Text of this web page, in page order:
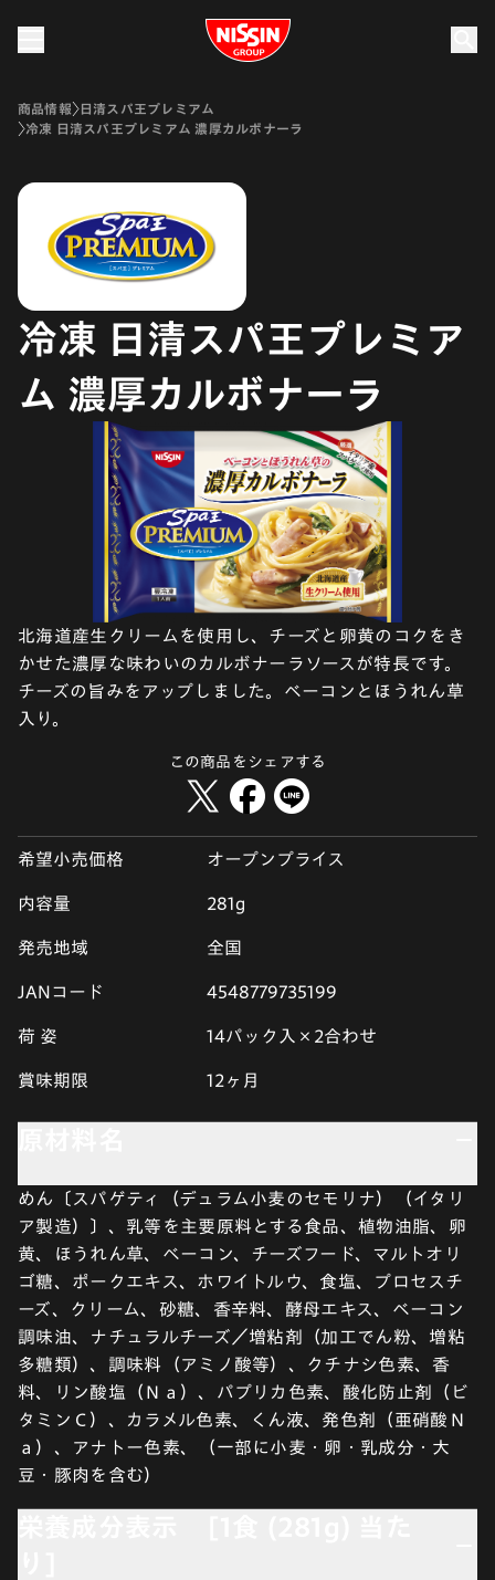
Nissin Group
商品情報
日清スパ王プレミアム
冷凍 日清スパ王プレミアム 濃厚カルボナーラ
冷凍 日清スパ王プレミア
ム 濃厚カルボナーラ
北海道産生クリームを使用し、チーズと卵黄のコクをき
かせた濃厚な味わいのカルボナーラソースが特長です。
チーズの旨みをアップしました。ベーコンとほうれん草
入り。
この商品をシェアする
希望小売価格 オープンプライス
内容量 281g
発売地域 全国
JANコード 4548779735199
荷 姿 14パック入×2合わせ
賞味期限 12ヶ月
めん〔スパゲティ（デュラム小麦のセモリナ）（イタリ
ア製造）〕、乳等を主要原料とする食品、植物油脂、卵
黄、ほうれん草、ベーコン、チーズフード、マルトオリ
ゴ糖、ポークエキス、ホワイトルウ、食塩、プロセスチ
ーズ、クリーム、砂糖、香辛料、酵母エキス、ベーコン
調味油、ナチュラルチーズ／増粘剤（加工でん粉、増粘
多糖類）、調味料（アミノ酸等）、クチナシ色素、香
料、リン酸塩（Ｎａ）、パプリカ色素、酸化防止剤（ビ
タミンＣ）、カラメル色素、くん液、発色剤（亜硝酸Ｎ
ａ）、アナトー色素、（一部に小麦・卵・乳成分・大
豆・豚肉を含む）